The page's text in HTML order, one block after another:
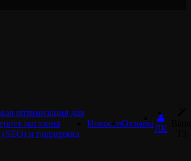
НовостиОтзывы
ЛК